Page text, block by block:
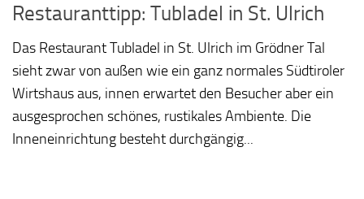
Restauranttipp: Tubladel in St. Ulrich
Das Restaurant Tubladel in St. Ulrich im Grödner Tal
sieht zwar von außen wie ein ganz normales Südtiroler
Wirtshaus aus, innen erwartet den Besucher aber ein
ausgesprochen schönes, rustikales Ambiente. Die
Inneneinrichtung besteht durchgängig...